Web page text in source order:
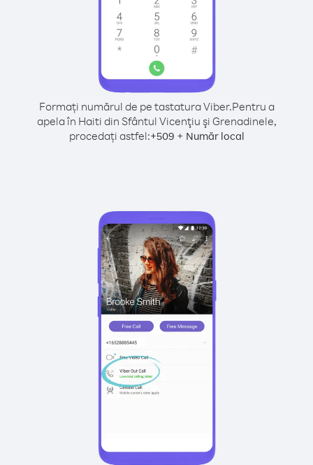
Formați numărul de pe tastatura Viber.Pentru a
apela în Haiti din Sfântul Vicenţiu şi Grenadinele,
procedați astfel:+509 + Număr local